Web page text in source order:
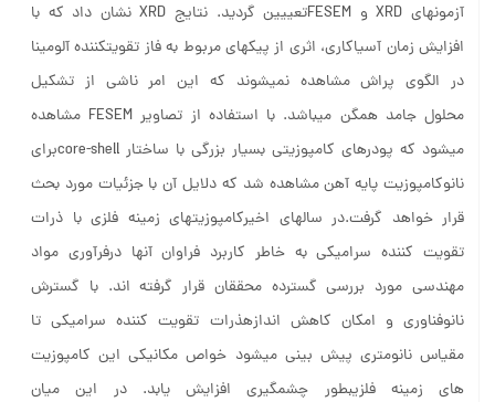
آزمونهای XRD و FESEMتعییین گردید. نتایج XRD نشان داد که با
افزایش زمان آسیاکاری، اثری از پیکهای مربوط به فاز تقویتکننده آلومینا
در الگوی پراش مشاهده نمیشوند که این امر ناشی از تشکیل
محلول جامد همگن میباشد. با استفاده از تصاویر FESEM مشاهده
میشود که پودرهای کامپوزیتی بسیار بزرگی با ساختار core-shellبرای
نانوکامپوزیت پایه آهن مشاهده شد که دلایل آن با جزئیات مورد بحث
قرار خواهد گرفت.در سالهای اخیرکامپوزیتهای زمینه فلزی با ذرات
تقویت کننده سرامیکی به خاطر کاربرد فراوان آنها درفرآوری مواد
مهندسی مورد بررسی گسترده محققان قرار گرفته اند. با گسترش
نانوفناوری و امکان کاهش اندازهذرات تقویت کننده سرامیکی تا
مقیاس نانومتری پیش بینی میشود خواص مکانیکی این کامپوزیت
های زمینه فلزیبطور چشمگیری افزایش یابد. در این میان